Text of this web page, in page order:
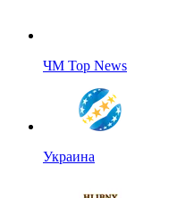
ЧМ Top News
Украина